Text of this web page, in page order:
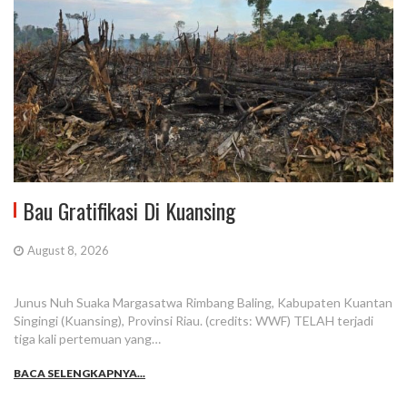
Bau Gratifikasi Di Kuansing
August 8, 2026
Junus Nuh Suaka Margasatwa Rimbang Baling, Kabupaten Kuantan
Singingi (Kuansing), Provinsi Riau. (credits: WWF) TELAH terjadi
tiga kali pertemuan yang…
BACA SELENGKAPNYA...